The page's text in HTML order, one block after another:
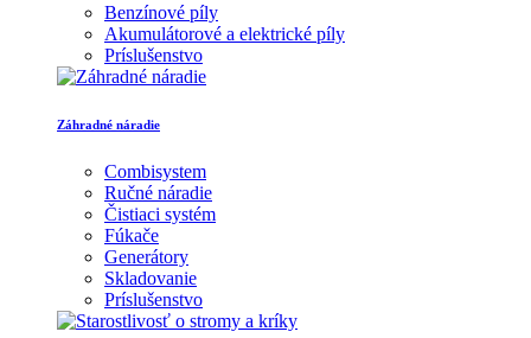
Benzínové píly
Akumulátorové a elektrické píly
Príslušenstvo
Záhradné náradie
Combisystem
Ručné náradie
Čistiaci systém
Fúkače
Generátory
Skladovanie
Príslušenstvo